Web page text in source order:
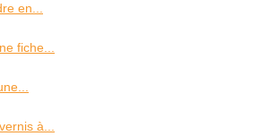
en...
fiche...
à...